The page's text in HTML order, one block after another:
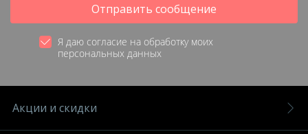
Отправить сообщение
Я даю согласие на обработку моих
персональных данных
Акции и скидки